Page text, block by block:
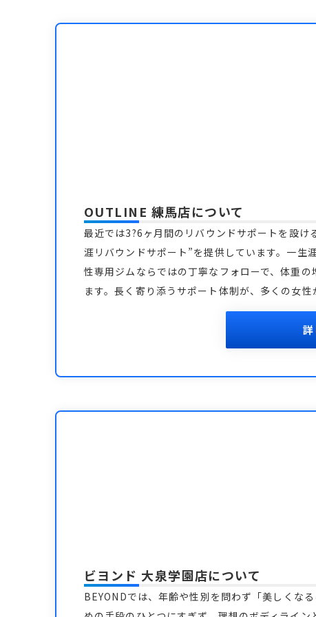
OUTLINE 練馬店について
最近では3?6ヶ月間のリバウンドサポートを設
涯リバウンドサポート”を提供しています。一生
性専用ジムならではの丁寧なフォローで、体重
ます。長く寄り添うサポート体制が、多くの女性
詳
ビヨンド 大泉学園店について
BEYONDでは、年齢や性別を問わず「美しくな